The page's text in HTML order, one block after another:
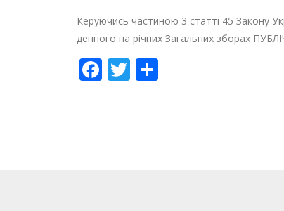
Керуючись частиною 3 статті 45 Закону
денного на річних Загальних зборах
Facebook
Twitter
Отправить